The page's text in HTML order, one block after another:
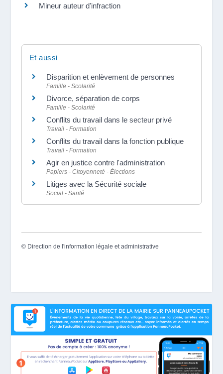
Mineur auteur d'infraction
Et aussi
Disparition et enlèvement de personnes
Famille - Scolarité
Divorce, séparation de corps
Famille - Scolarité
Conflits du travail dans le secteur privé
Travail - Formation
Conflits du travail dans la fonction publique
Travail - Formation
Agir en justice contre l'administration
Papiers - Citoyenneté - Élections
Litiges avec la Sécurité sociale
Social - Santé
© Direction de l'information légale et administrative